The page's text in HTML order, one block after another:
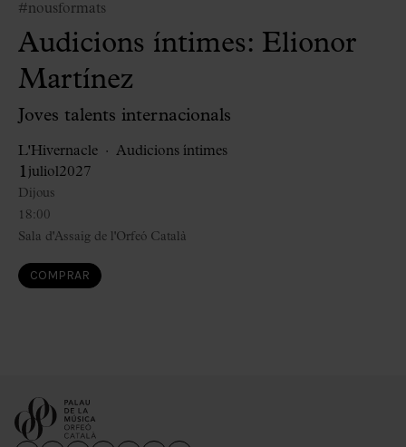
#nousformats
Audicions íntimes: Elionor
Martínez
Joves talents internacionals
L'Hivernacle Audicions íntimes
1 juliol2027
18:00
Dijous
Sala d'Assaig de l'Orfeó Català
COMPRAR